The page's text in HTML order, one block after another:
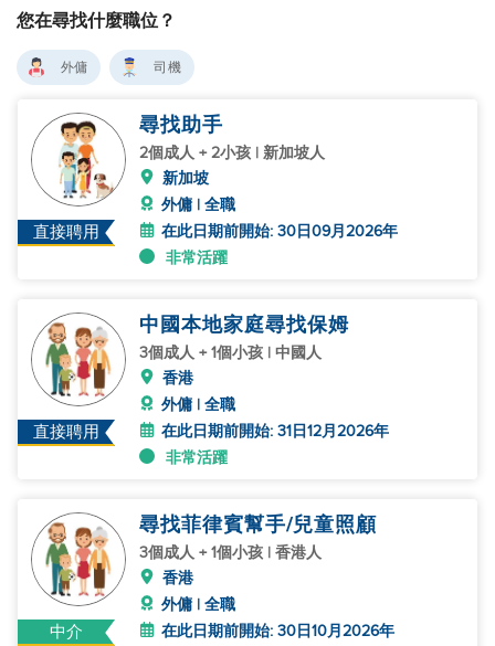
您在尋找什麼職位？
外傭 司機
直接聘用
尋找助手
2個成人 + 2小孩 | 新加坡人
新加坡
外傭 | 全職
在此日期前開始: 30日09月2026年
非常活躍
直接聘用
中國本地家庭尋找保姆
3個成人 + 1個小孩 | 中國人
香港
外傭 | 全職
在此日期前開始: 31日12月2026年
非常活躍
中介
尋找菲律賓幫手/兒童照顧
3個成人 + 1個小孩 | 香港人
香港
外傭 | 全職
在此日期前開始: 30日10月2026年